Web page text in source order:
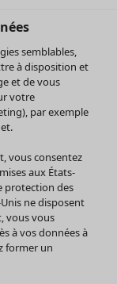
semblables,
à disposition et
et de vous
votre
par exemple
vous consentez
aux États-
protection des
ne disposent
vous vous
à vos données à
former un